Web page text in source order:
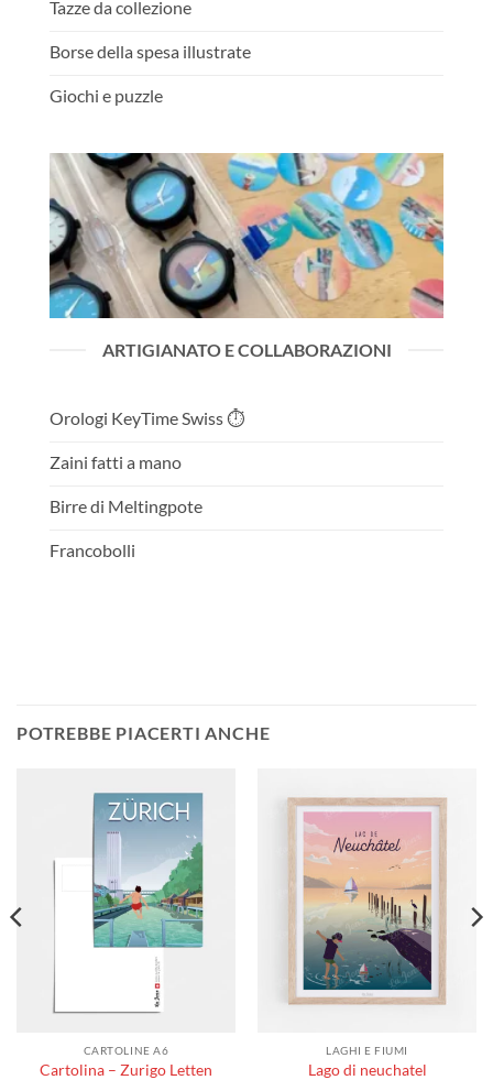
Tazze da collezione
Borse della spesa illustrate
Giochi e puzzle
ARTIGIANATO E COLLABORAZIONI
Orologi KeyTime Swiss ⏱️
Zaini fatti a mano
Birre di Meltingpote
Francobolli
POTREBBE PIACERTI ANCHE
CARTOLINE A6
Cartolina – Zurigo Letten
LAGHI E FIUMI
Lago di neuchatel